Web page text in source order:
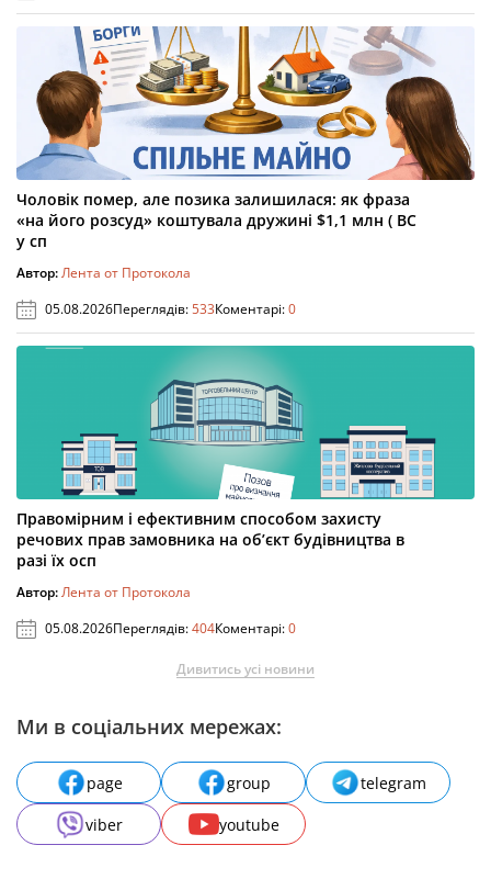
Чоловік помер, але позика залишилася: як фраза
«на його розсуд» коштувала дружині $1,1 млн ( ВС
у сп
Автор:Лента от Протокола
05.08.2026Переглядів:533Коментарі:0
Правомірним і ефективним способом захисту
речових прав замовника на об’єкт будівництва в
разі їх осп
Автор:Лента от Протокола
05.08.2026Переглядів:404Коментарі:0
Дивитись усі новини
Ми в соціальних мережах:
page group
telegram
viber
youtube